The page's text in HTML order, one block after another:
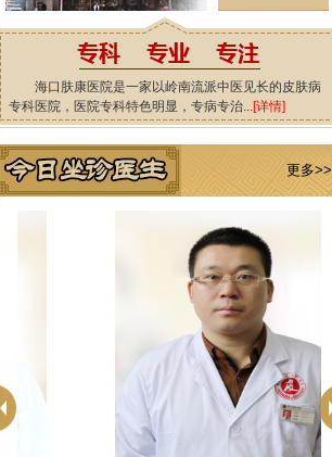
海口肤康医院是一家以岭南流派中医见长的皮肤病
专科医院，医院专科特色明显，专病专治...[详情]
更多>>